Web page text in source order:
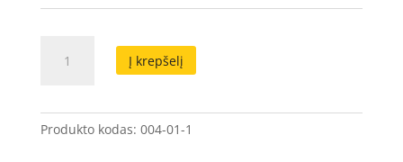
kiekis:
su
Į krepšelį
Produkto kodas: 004-01-1